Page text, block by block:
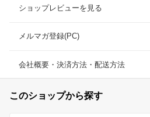
ショップレビューを見る
メルマガ登録(PC)
会社概要・決済方法・配送方法
このショップから探す